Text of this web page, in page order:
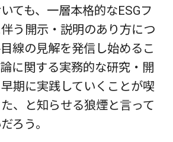
ても、一層本格的なESGフ
う開示・説明のあり方につ
線の見解を発信し始めるこ
に関する実務的な研究・開
期に実践していくことが喫
、と知らせる狼煙と言って
ろう。